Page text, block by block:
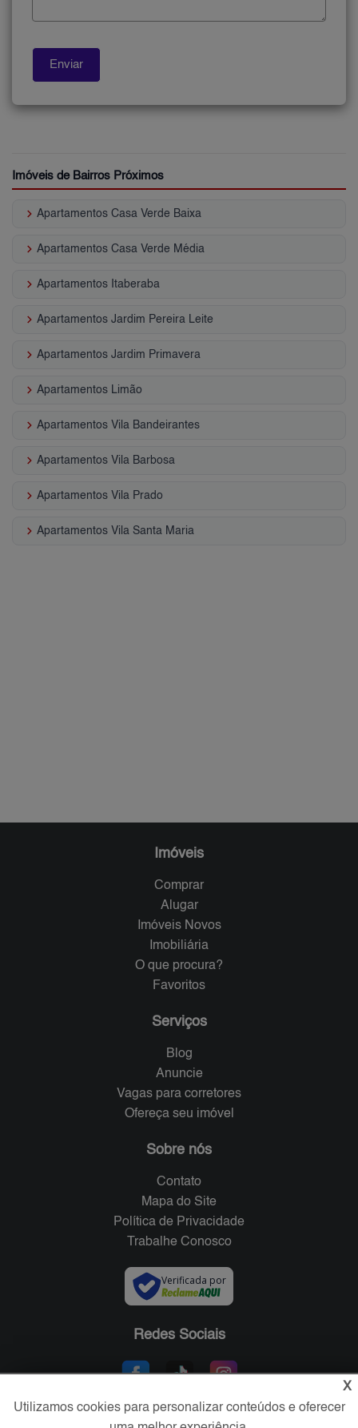
Imóveis de Bairros Próximos
keyboard_arrow_right Apartamentos Casa Verde Baixa
keyboard_arrow_right Apartamentos Casa Verde Média
keyboard_arrow_right Apartamentos Itaberaba
keyboard_arrow_right Apartamentos Jardim Pereira Leite
keyboard_arrow_right Apartamentos Jardim Primavera
keyboard_arrow_right Apartamentos Limão
keyboard_arrow_right Apartamentos Vila Bandeirantes
keyboard_arrow_right Apartamentos Vila Barbosa
keyboard_arrow_right Apartamentos Vila Prado
keyboard_arrow_right Apartamentos Vila Santa Maria
Imóveis
Comprar
Alugar
Imóveis Novos
Imobiliária
O que procura?
Favoritos
Serviços
Blog
Anuncie
Vagas para corretores
Ofereça seu imóvel
Sobre nós
Contato
Mapa do Site
Política de Privacidade
Trabalhe Conosco
Verificada por
Redes Sociais
X
Utilizamos cookies para personalizar conteúdos e oferecer